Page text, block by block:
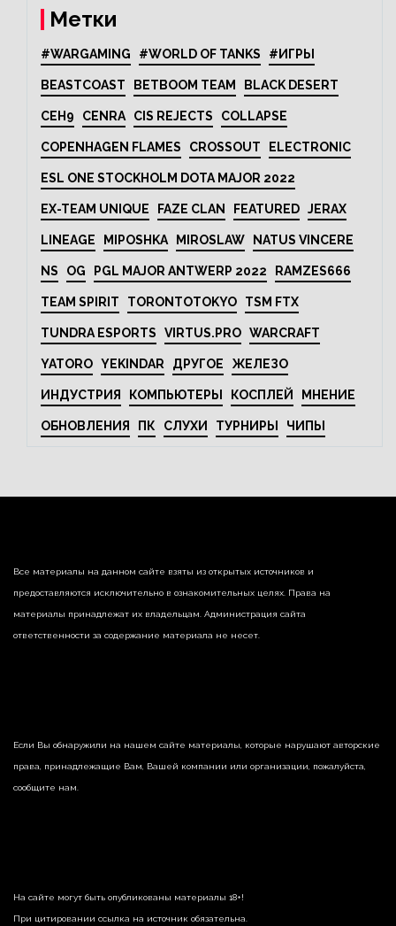
Метки
#WARGAMING #WORLD OF TANKS #ИГРЫ
BEASTCOAST BETBOOM TEAM BLACK DESERT
CEH9 CENRA CIS REJECTS COLLAPSE
COPENHAGEN FLAMES CROSSOUT ELECTRONIC
ESL ONE STOCKHOLM DOTA MAJOR 2022
EX-TEAM UNIQUE FAZE CLAN FEATURED JERAX
LINEAGE MIPOSHKA MIROSLAW NATUS VINCERE
NS OG PGL MAJOR ANTWERP 2022 RAMZES666
TEAM SPIRIT TORONTOTOKYO TSM FTX
TUNDRA ESPORTS VIRTUS.PRO WARCRAFT
YATORO YEKINDAR ДРУГОЕ ЖЕЛЕЗО
ИНДУСТРИЯ КОМПЬЮТЕРЫ КОСПЛЕЙ МНЕНИЕ
ОБНОВЛЕНИЯ ПК СЛУХИ ТУРНИРЫ ЧИПЫ
Все материалы на данном сайте взяты из открытых источников и
предоставляются исключительно в ознакомительных целях. Права на
материалы принадлежат их владельцам. Администрация сайта
ответственности за содержание материала не несет.
Если Вы обнаружили на нашем сайте материалы, которые нарушают авторские
права, принадлежащие Вам, Вашей компании или организации, пожалуйста,
сообщите нам.
На сайте могут быть опубликованы материалы 18+!
При цитировании ссылка на источник обязательна.